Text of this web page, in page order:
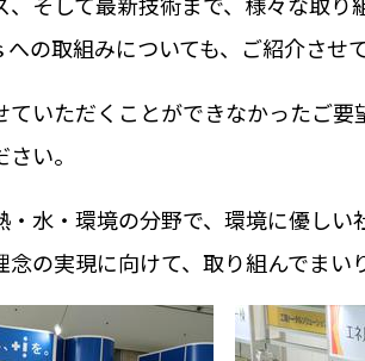
の取組みについても、ご紹介させ
いただくことができなかったご
い。
水・環境の分野で、環境に優しい
の実現に向けて、取り組んでまい